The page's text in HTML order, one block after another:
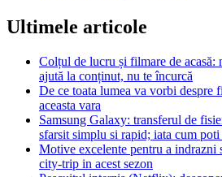
Ultimele articole
Colțul de lucru și filmare de acasă:
ajută la conținut, nu te încurcă
De ce toata lumea va vorbi despre
aceasta vara
Samsung Galaxy: transferul de
sfarsit simplu si rapid; iata cum
Motive excelente pentru a indrazni
city-trip in acest sezon